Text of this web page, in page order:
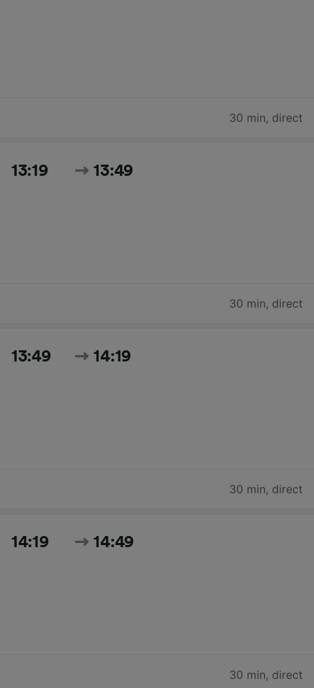
30 min, direct
13:19 13:49
30 min, direct
13:49 14:19
30 min, direct
14:19 14:49
30 min, direct